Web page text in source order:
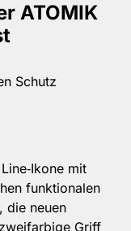
ATOMIK
Schutz
mit
funktionalen
die neuen
Griff